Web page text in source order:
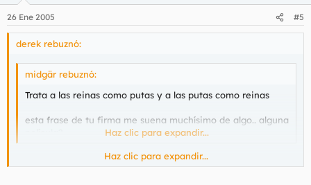
26 Ene 2005 #5
derek rebuznó:
midgär rebuznó:
Trata a las reinas como putas y a las putas como reinas
esta frase de tu firma me suena muchísimo de algo.. alguna
Haz clic para expandir...
La dicen en alien3. Por cierto la edicion especial trae mas de
Haz clic para expandir...